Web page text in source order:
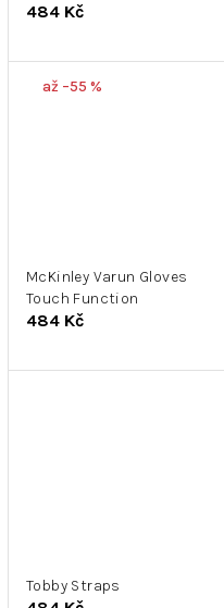
484 Kč
až –55 %
McKinley Varun Gloves
Touch Function
484 Kč
Tobby Straps